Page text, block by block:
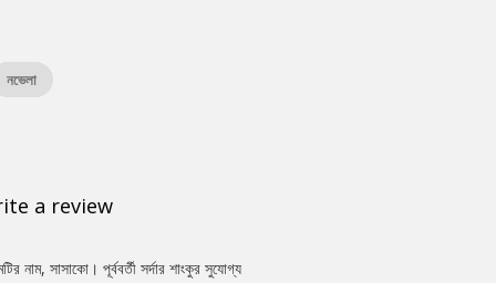
নভেলা
a review
নাম, সাসাকো। পূর্ববর্তী সর্দার শাংকুর সুযোগ্য